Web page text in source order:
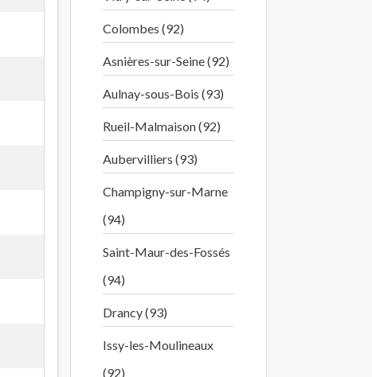
Colombes (92)
Asnières-sur-Seine (92)
Aulnay-sous-Bois (93)
Rueil-Malmaison (92)
Aubervilliers (93)
Champigny-sur-Marne
(94)
Saint-Maur-des-Fossés
(94)
Drancy (93)
Issy-les-Moulineaux
(92)